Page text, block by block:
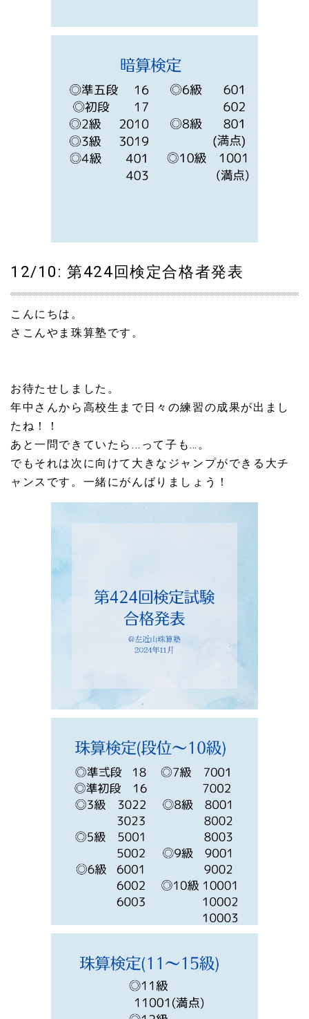
12/10: 第424回検定合格者発表
こんにちは。
さこんやま珠算塾です。
お待たせしました。
年中さんから高校生まで日々の練習の成果が出まし
たね！！
あと一問できていたら...って子も…。
でもそれは次に向けて大きなジャンプができる大チ
ャンスです。一緒にがんばりましょう！